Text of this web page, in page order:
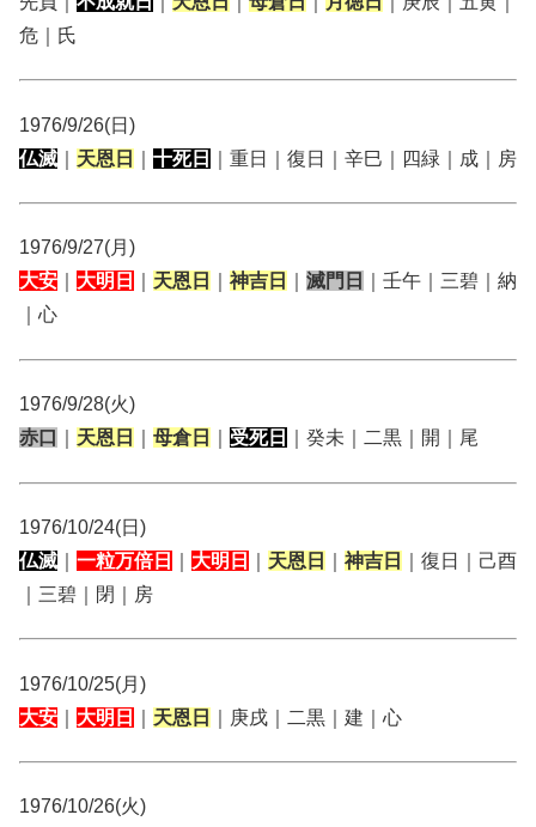
危｜氏
1976/9/26(日)
仏滅
天恩日 十死日 ｜重日｜復日｜辛巳｜四緑｜成｜房
1976/9/27(月)
大安
大明日 天恩日 神吉日 滅門日
｜壬午｜三碧｜納
｜心
1976/9/28(火)
赤口
天恩日 母倉日 受死日 ｜癸未｜二黒｜開｜尾
1976/10/24(日)
仏滅
一粒万倍日 大明日 天恩日 神吉日
｜復日｜己酉
｜三碧｜閉｜房
1976/10/25(月)
大安
大明日 天恩日 ｜庚戌｜二黒｜建｜心
1976/10/26(火)